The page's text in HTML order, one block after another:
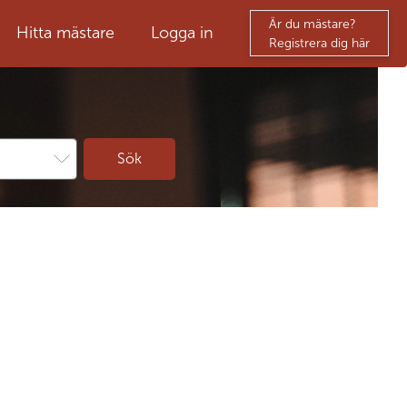
Hitta mästare Logga in
Är du mästare?
Registrera dig här
Sök